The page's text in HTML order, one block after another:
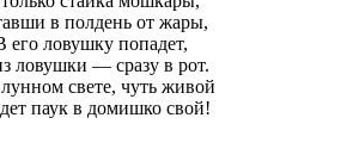
в полдень от жары,
его ловушку попадет,
ловушки — сразу в рот.
свете, чуть живой
паук в домишко свой!